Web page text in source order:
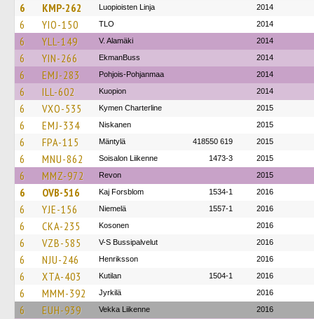
6 KMP-262 Luopioisten Linja 2014
6 YIO-150 TLO 2014
6 YLL-149 V. Alamäki 2014
6 YIN-266 EkmanBuss 2014
6 EMJ-283 Pohjois-Pohjanmaa 2014
6 ILL-602 Kuopion 2014
6 VXO-535 Kymen Charterline 2015
6 EMJ-334 Niskanen 2015
6 FPA-115 Mäntylä 418550 619 2015
6 MNU-862 Soisalon Liikenne 1473-3 2015
6 MMZ-972 Revon 2015
6 OVB-516 Kaj Forsblom 1534-1 2016
6 YJE-156 Niemelä 1557-1 2016
6 CKA-235 Kosonen 2016
6 VZB-585 V-S Bussipalvelut 2016
6 NJU-246 Henriksson 2016
6 XTA-403 Kutilan 1504-1 2016
6 MMM-392 Jyrkilä 2016
6 EUH-939 Vekka Liikenne 2016